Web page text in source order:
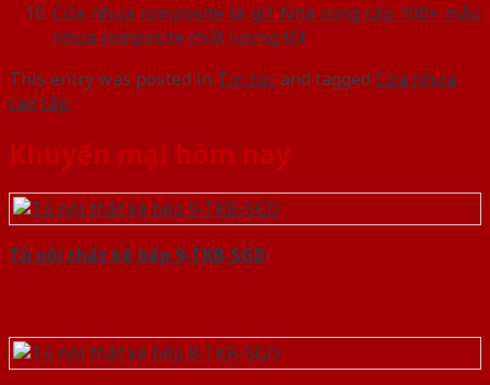
Cửa nhựa composite là gì? Nhà cung cấp 100+ mẫu
nhựa composite chất lượng tốt
This entry was posted in Tin tứcand tagged Cửa nhựa
cao cấp.
Khuyến mại hôm nay
Tủ nội thất kệ bếp 9-TKB-SGD